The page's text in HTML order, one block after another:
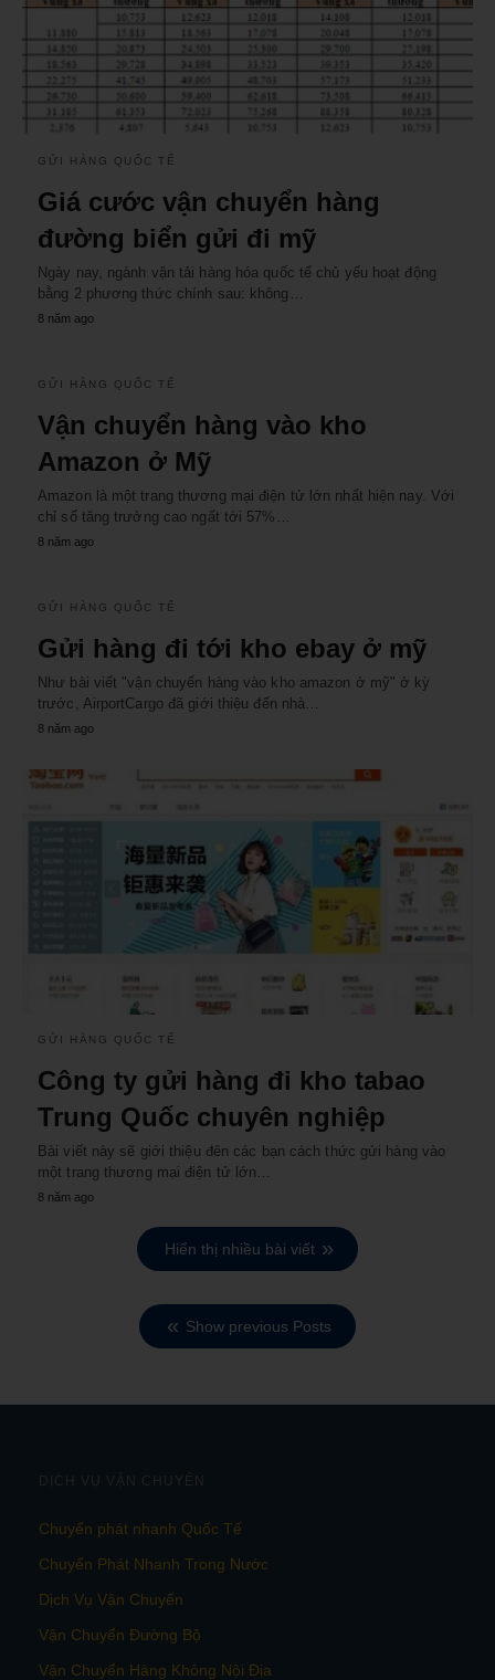
GỬI HÀNG QUỐC TẾ
Giá cước vận chuyển hàng
đường biển gửi đi mỹ
Ngày nay, ngành vận tải hàng hóa quốc tế chủ yếu hoạt động
bằng 2 phương thức chính sau: không…
8 năm ago
GỬI HÀNG QUỐC TẾ
Vận chuyển hàng vào kho
Amazon ở Mỹ
Amazon là một trang thương mại điện tử lớn nhất hiện nay. Với
chỉ số tăng trưởng cao ngất tới 57%…
8 năm ago
GỬI HÀNG QUỐC TẾ
Gửi hàng đi tới kho ebay ở mỹ
Như bài viết "vận chuyển hàng vào kho amazon ở mỹ" ở kỳ
trước, AirportCargo đã giới thiệu đến nhà…
8 năm ago
GỬI HÀNG QUỐC TẾ
Công ty gửi hàng đi kho tabao
Trung Quốc chuyên nghiệp
Bài viết này sẽ giới thiệu đên các bạn cách thức gửi hàng vào
một trang thương mại điện tử lớn…
8 năm ago
Hiển thị nhiều bài viết
Show previous Posts
DỊCH VỤ VẬN CHUYỂN
Chuyển phát nhanh Quốc Tế
Chuyển Phát Nhanh Trong Nước
Dịch Vụ Vận Chuyển
Vận Chuyển Đường Bộ
Vận Chuyển Hàng Không Nội Địa